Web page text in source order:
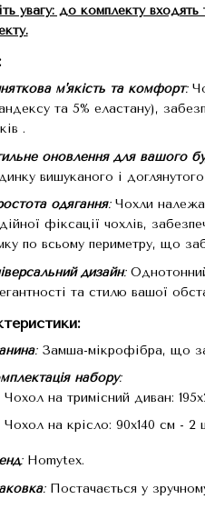
увагу: до комплекту
м'якість та комфорт:
та 5% еластану),
.
оновлення для вашого
вишуканого і доглянутого
одягання:Чохли
фіксації чохлів,
по всьому периметру, що
дизайн:Однотонний
та стилю вашої
:Замша-мікрофібра, що
набору:
Чохол на тримісний диван:
Чохол на крісло: 90х140 см - 2
:Homytex.
:Постачається у